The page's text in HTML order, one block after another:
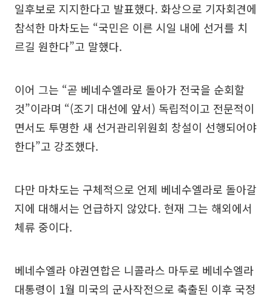
일후보로 지지한다고 발표했다. 화상으로 기자회견에
참석한 마차도는 “국민은 이른 시일 내에 선거를 치
르길 원한다”고 말했다.
이어 그는 “곧 베네수엘라로 돌아가 전국을 순회할
것”이라며 “(조기 대선에 앞서) 독립적이고 전문적이
면서도 투명한 새 선거관리위원회 창설이 선행되어야
한다”고 강조했다.
다만 마차도는 구체적으로 언제 베네수엘라로 돌아갈
지에 대해서는 언급하지 않았다. 현재 그는 해외에서
체류 중이다.
베네수엘라 야권연합은 니콜라스 마두로 베네수엘라
대통령이 1월 미국의 군사작전으로 축출된 이후 국정